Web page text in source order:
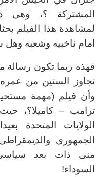
المشتركة ؟، وهى
لمشاهدة هذا الفيلم
امام ناخبيه وشعبه
فهذه ربما تكون رسالة
تجاوز الستين من
وأن فيلم (مهمة
ترامب – كاميلا؟،
الولايات المتحدة
الجمهورى
منى ذات بعد
السوداء!